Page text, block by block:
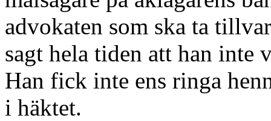
advokaten som ska ta
sagt hela tiden att han inte
Han fick inte ens ringa
i häktet.